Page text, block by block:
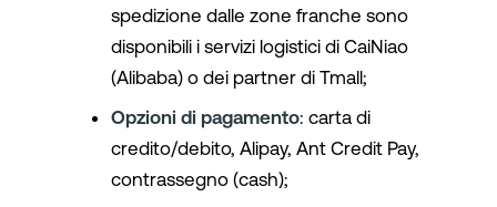
spedizione dalle zone franche sono
disponibili i servizi logistici di CaiNiao
(Alibaba) o dei partner di Tmall;
Opzioni di pagamento: carta di
credito/debito, Alipay, Ant Credit Pay,
contrassegno (cash);